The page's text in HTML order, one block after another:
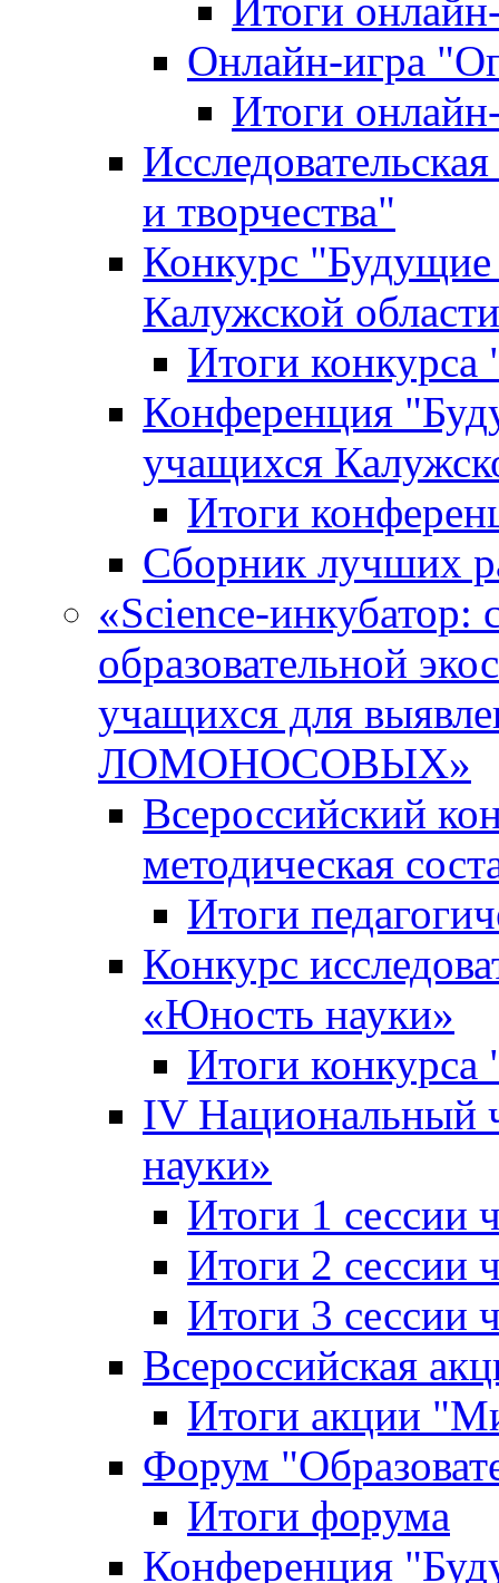
Итоги
Онлайн-игра
Итоги
и творчества"
Конкурс
Калужской области
Итоги
Конференция
учащихся
Итоги
Сборник лучших
«Science-инкубатор:
образовательной
учащихся для
ЛОМОНОСОВЫХ»
Всероссийский
методическая
Итоги
Конкурс
«Юность науки»
Итоги
IV
науки»
Итоги 1 сессии
Итоги 2 сессии
Итоги 3 сессии
Всероссийская
Итоги акции
Форум
Итоги форума
Конференция